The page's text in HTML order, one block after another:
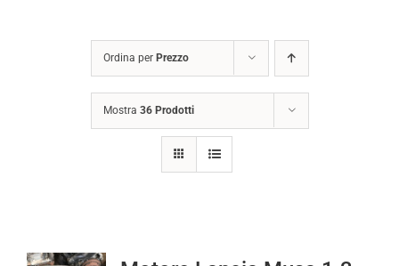
Ordina per Prezzo
Mostra 36 Prodotti